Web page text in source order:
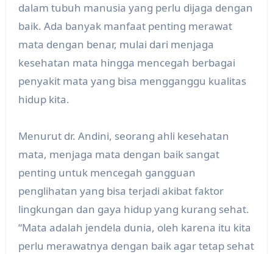
dalam tubuh manusia yang perlu dijaga dengan
baik. Ada banyak manfaat penting merawat
mata dengan benar, mulai dari menjaga
kesehatan mata hingga mencegah berbagai
penyakit mata yang bisa mengganggu kualitas
hidup kita.
Menurut dr. Andini, seorang ahli kesehatan
mata, menjaga mata dengan baik sangat
penting untuk mencegah gangguan
penglihatan yang bisa terjadi akibat faktor
lingkungan dan gaya hidup yang kurang sehat.
“Mata adalah jendela dunia, oleh karena itu kita
perlu merawatnya dengan baik agar tetap sehat